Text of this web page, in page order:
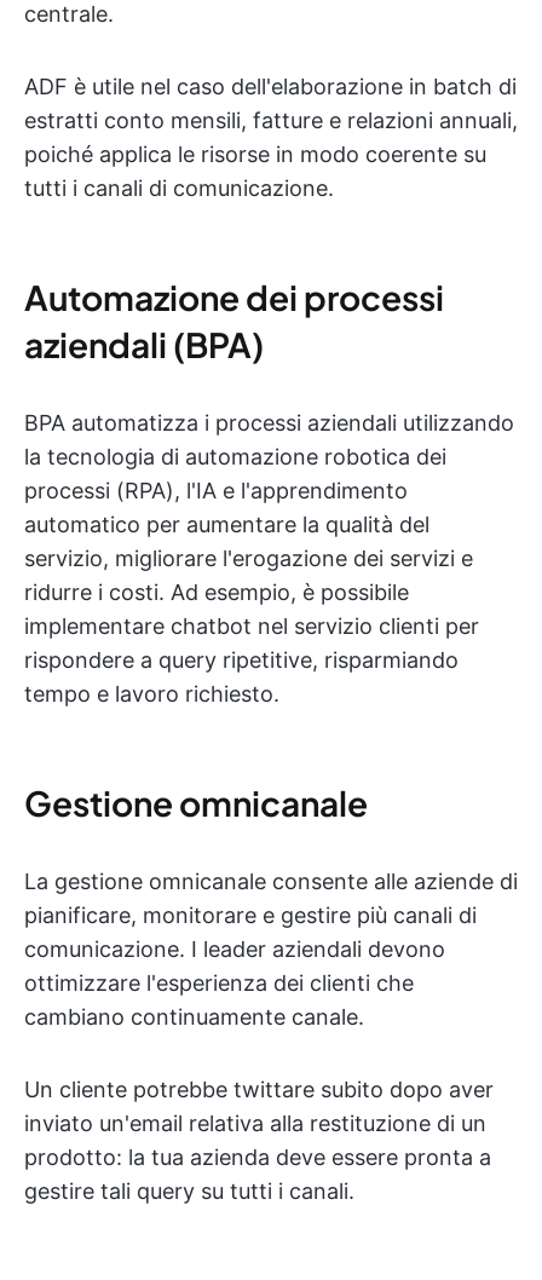
centrale.
ADF è utile nel caso dell'elaborazione in batch di
estratti conto mensili, fatture e relazioni annuali,
poiché applica le risorse in modo coerente su
tutti i canali di comunicazione.
Automazione dei processi
aziendali (BPA)
BPA automatizza i processi aziendali utilizzando
la tecnologia di automazione robotica dei
processi (RPA), l'IA e l'apprendimento
automatico per aumentare la qualità del
servizio, migliorare l'erogazione dei servizi e
ridurre i costi. Ad esempio, è possibile
implementare chatbot nel servizio clienti per
rispondere a query ripetitive, risparmiando
tempo e lavoro richiesto.
Gestione omnicanale
La gestione omnicanale consente alle aziende di
pianificare, monitorare e gestire più canali di
comunicazione. I leader aziendali devono
ottimizzare l'esperienza dei clienti che
cambiano continuamente canale.
Un cliente potrebbe twittare subito dopo aver
inviato un'email relativa alla restituzione di un
prodotto: la tua azienda deve essere pronta a
gestire tali query su tutti i canali.